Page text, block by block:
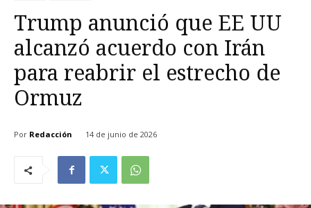
Trump anunció que EE UU
alcanzó acuerdo con Irán
para reabrir el estrecho de
Ormuz
Por Redacción 14 de junio de 2026